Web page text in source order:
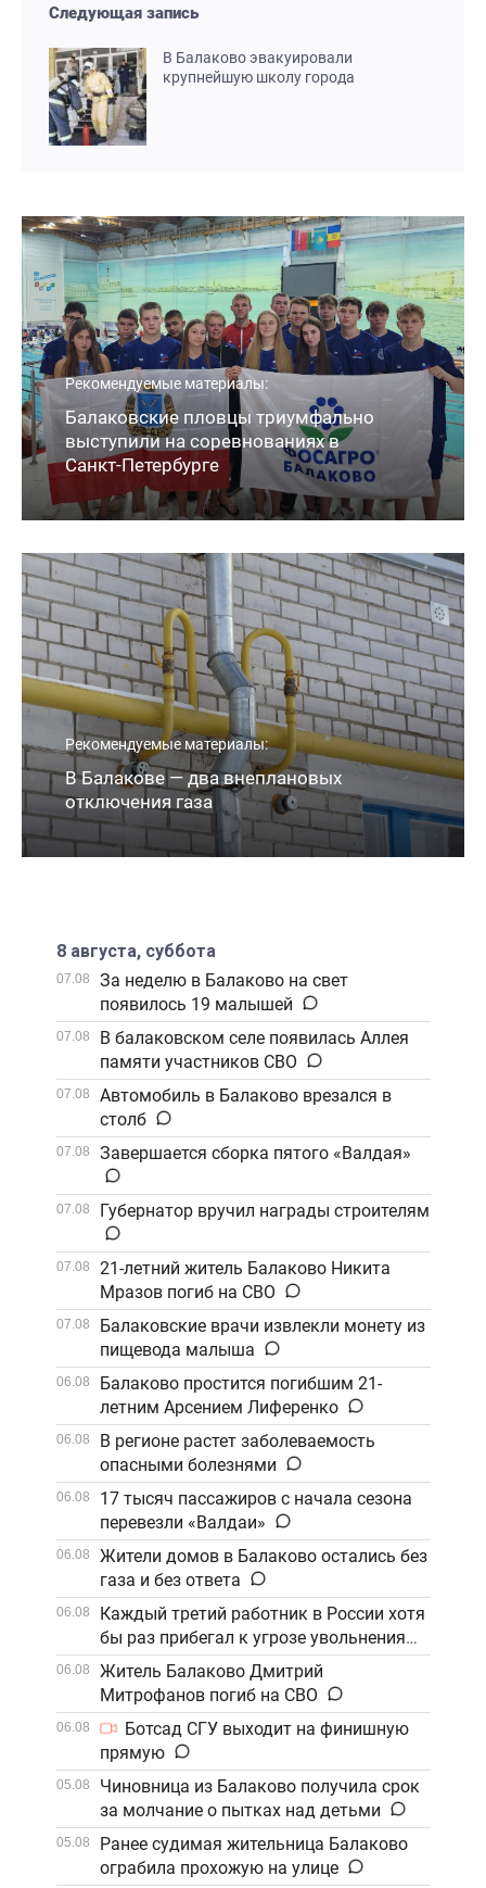
Следующая запись
В Балаково эвакуировали
крупнейшую школу города
Рекомендуемые материалы:
Балаковские пловцы триумфально
выступили на соревнованиях в
Санкт-Петербурге
Рекомендуемые материалы:
В Балакове — два внеплановых
отключения газа
8 августа, суббота
07.08
За неделю в Балаково на свет
появилось 19 малышей
07.08
В балаковском селе появилась Аллея
памяти участников СВО
07.08
Автомобиль в Балаково врезался в
столб
07.08 Завершается сборка пятого «Валдая»
07.08 Губернатор вручил награды строителям
07.08
21-летний житель Балаково Никита
Мразов погиб на СВО
07.08
Балаковские врачи извлекли монету из
пищевода малыша
06.08
Балаково простится погибшим 21-
летним Арсением Лиференко
06.08
В регионе растет заболеваемость
опасными болезнями
06.08
17 тысяч пассажиров с начала сезона
перевезли «Валдаи»
06.08
Жители домов в Балаково остались без
газа и без ответа
06.08
Каждый третий работник в России хотя
бы раз прибегал к угрозе увольнения
06.08
Житель Балаково Дмитрий
Митрофанов погиб на СВО
06.08
Ботсад СГУ выходит на финишную
прямую
05.08
Чиновница из Балаково получила срок
за молчание о пытках над детьми
05.08
Ранее судимая жительница Балаково
ограбила прохожую на улице